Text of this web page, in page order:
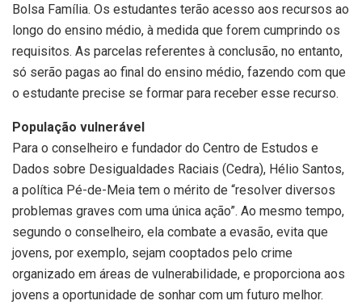
Bolsa Família. Os estudantes terão acesso aos recursos ao
longo do ensino médio, à medida que forem cumprindo os
requisitos. As parcelas referentes à conclusão, no entanto,
só serão pagas ao final do ensino médio, fazendo com que
o estudante precise se formar para receber esse recurso.
População vulnerável
Para o conselheiro e fundador do Centro de Estudos e
Dados sobre Desigualdades Raciais (Cedra), Hélio Santos,
a política Pé-de-Meia tem o mérito de “resolver diversos
problemas graves com uma única ação”. Ao mesmo tempo,
segundo o conselheiro, ela combate a evasão, evita que
jovens, por exemplo, sejam cooptados pelo crime
organizado em áreas de vulnerabilidade, e proporciona aos
jovens a oportunidade de sonhar com um futuro melhor.